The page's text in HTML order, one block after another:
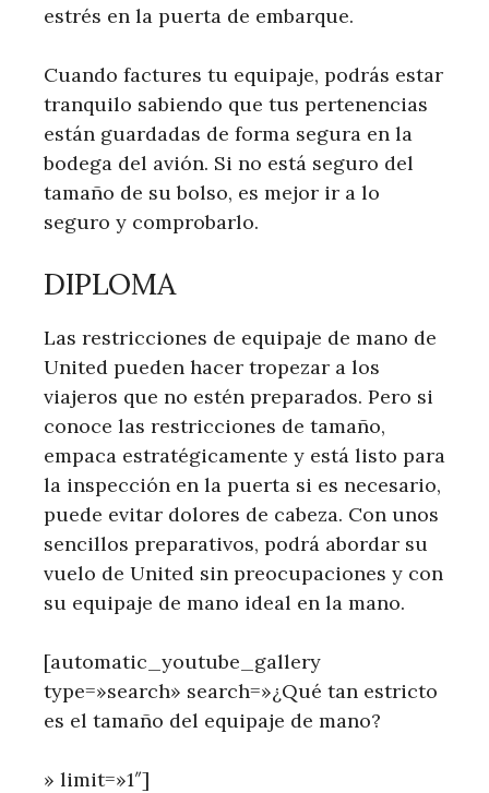
estrés en la puerta de embarque.
Cuando factures tu equipaje, podrás estar
tranquilo sabiendo que tus pertenencias
están guardadas de forma segura en la
bodega del avión. Si no está seguro del
tamaño de su bolso, es mejor ir a lo
seguro y comprobarlo.
DIPLOMA
Las restricciones de equipaje de mano de
United pueden hacer tropezar a los
viajeros que no estén preparados. Pero si
conoce las restricciones de tamaño,
empaca estratégicamente y está listo para
la inspección en la puerta si es necesario,
puede evitar dolores de cabeza. Con unos
sencillos preparativos, podrá abordar su
vuelo de United sin preocupaciones y con
su equipaje de mano ideal en la mano.
[automatic_youtube_gallery
type=»search» search=»¿Qué tan estricto
es el tamaño del equipaje de mano?
» limit=»1″]